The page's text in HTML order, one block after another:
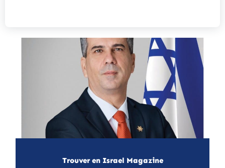
Trouver en Israel Magazine